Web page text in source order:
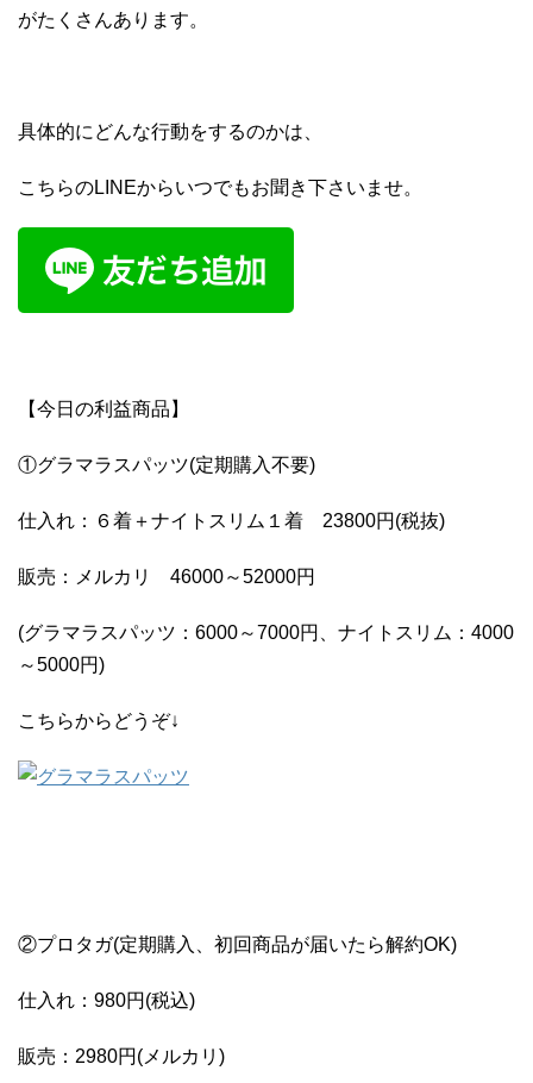
がたくさんあります。
具体的にどんな行動をするのかは、
こちらのLINEからいつでもお聞き下さいませ。
【今日の利益商品】
①グラマラスパッツ(定期購入不要)
仕入れ：６着＋ナイトスリム１着 23800円(税抜)
販売：メルカリ 46000～52000円
(グラマラスパッツ：6000～7000円、ナイトスリム：4000
～5000円)
こちらからどうぞ↓
②プロタガ(定期購入、初回商品が届いたら解約OK)
仕入れ：980円(税込)
販売：2980円(メルカリ)